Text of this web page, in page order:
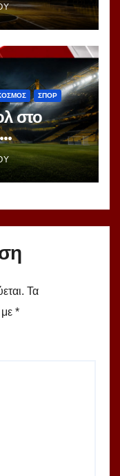
ΣΠΟΡ
στο
Τα
*